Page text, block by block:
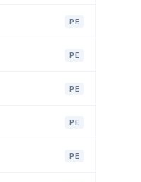
PE
PE
PE
PE
PE